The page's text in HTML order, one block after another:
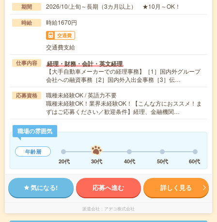
期間 2026/10/上旬～長期（3カ月以上） ★10月～OK！
時給 時給1670円
交通費
交通費支給
仕事内容 経理・財務・会計・英文経理
【大手自動車メーカーでの経理事務】［1］国内外グループ
会社への融資事務［2］国内外入出金事務［3］伝…
応募資格
職種未経験OK / 英語力不要
職種未経験OK！業界未経験OK！【こんな方におススメ！ま
ずはご応募ください／歓迎条件】経理、金融機関…
職場の雰囲気
年齢層
20代
30代 40代 50代 60代
気になる! 応募へ進む 詳しく見る
派遣会社 アデコ株式会社